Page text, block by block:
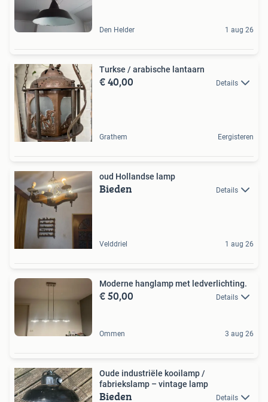
Den Helder 1 aug 26
Turkse / arabische lantaarn
€ 40,00 Details
Grathem Eergisteren
oud Hollandse lamp
Bieden Details
Velddriel 1 aug 26
Moderne hanglamp met ledverlichting.
€ 50,00 Details
Ommen 3 aug 26
Oude industriële kooilamp /
fabriekslamp – vintage lamp
Bieden Details